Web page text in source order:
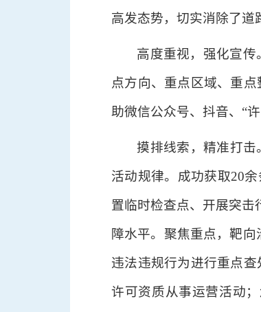
高发态势，切实消除了道
高度重视，强化宣
点方向、重点区域、重
助微信公众号、抖音、“
摸排线索，精准打击
活动规律。成功获取20
置临时检查点、开展突击
障水平。聚焦重点，靶
违法违规行为进行重点
许可资质从事运营活动